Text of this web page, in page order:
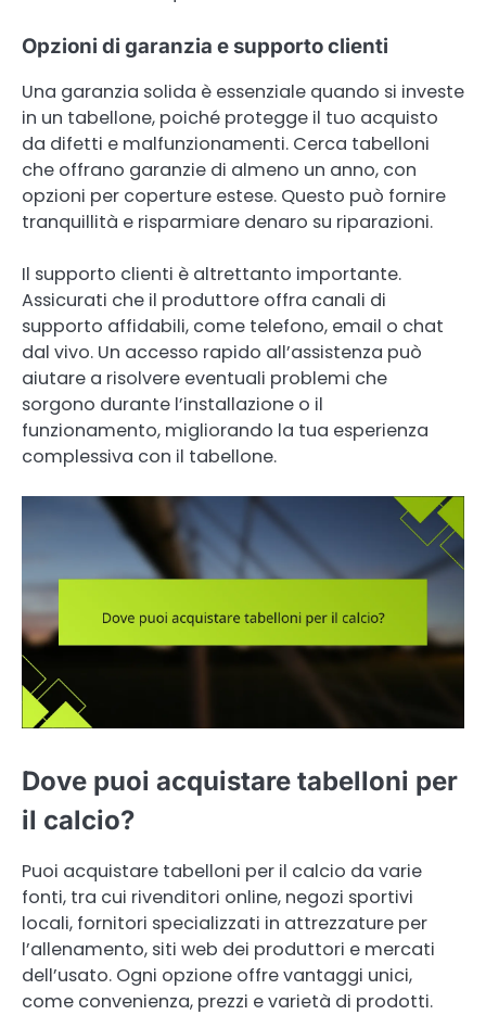
Opzioni di garanzia e supporto clienti
Una garanzia solida è essenziale quando si investe
in un tabellone, poiché protegge il tuo acquisto
da difetti e malfunzionamenti. Cerca tabelloni
che offrano garanzie di almeno un anno, con
opzioni per coperture estese. Questo può fornire
tranquillità e risparmiare denaro su riparazioni.
Il supporto clienti è altrettanto importante.
Assicurati che il produttore offra canali di
supporto affidabili, come telefono, email o chat
dal vivo. Un accesso rapido all’assistenza può
aiutare a risolvere eventuali problemi che
sorgono durante l’installazione o il
funzionamento, migliorando la tua esperienza
complessiva con il tabellone.
Dove puoi acquistare tabelloni per
il calcio?
Puoi acquistare tabelloni per il calcio da varie
fonti, tra cui rivenditori online, negozi sportivi
locali, fornitori specializzati in attrezzature per
l’allenamento, siti web dei produttori e mercati
dell’usato. Ogni opzione offre vantaggi unici,
come convenienza, prezzi e varietà di prodotti.